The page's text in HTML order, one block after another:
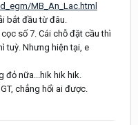
MB_An_Lac.html
bắt đầu từ đâu.
số 7. Cái chỗ đặt cầu thì
tuỳ. Nhưng hiện tại, e
đỏ nữa...hik hik hik.
chẳng hổi ai được.